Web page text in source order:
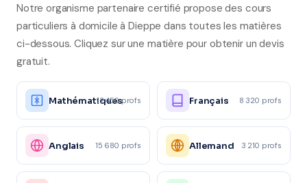
Notre organisme partenaire certifié propose des cours
particuliers à domicile à Dieppe dans toutes les matières
ci-dessous. Cliquez sur une matière pour obtenir un devis
gratuit.
Mathématiques
12 450 profs Français 8 320 profs
Anglais 15 680 profs Allemand 3 210 profs